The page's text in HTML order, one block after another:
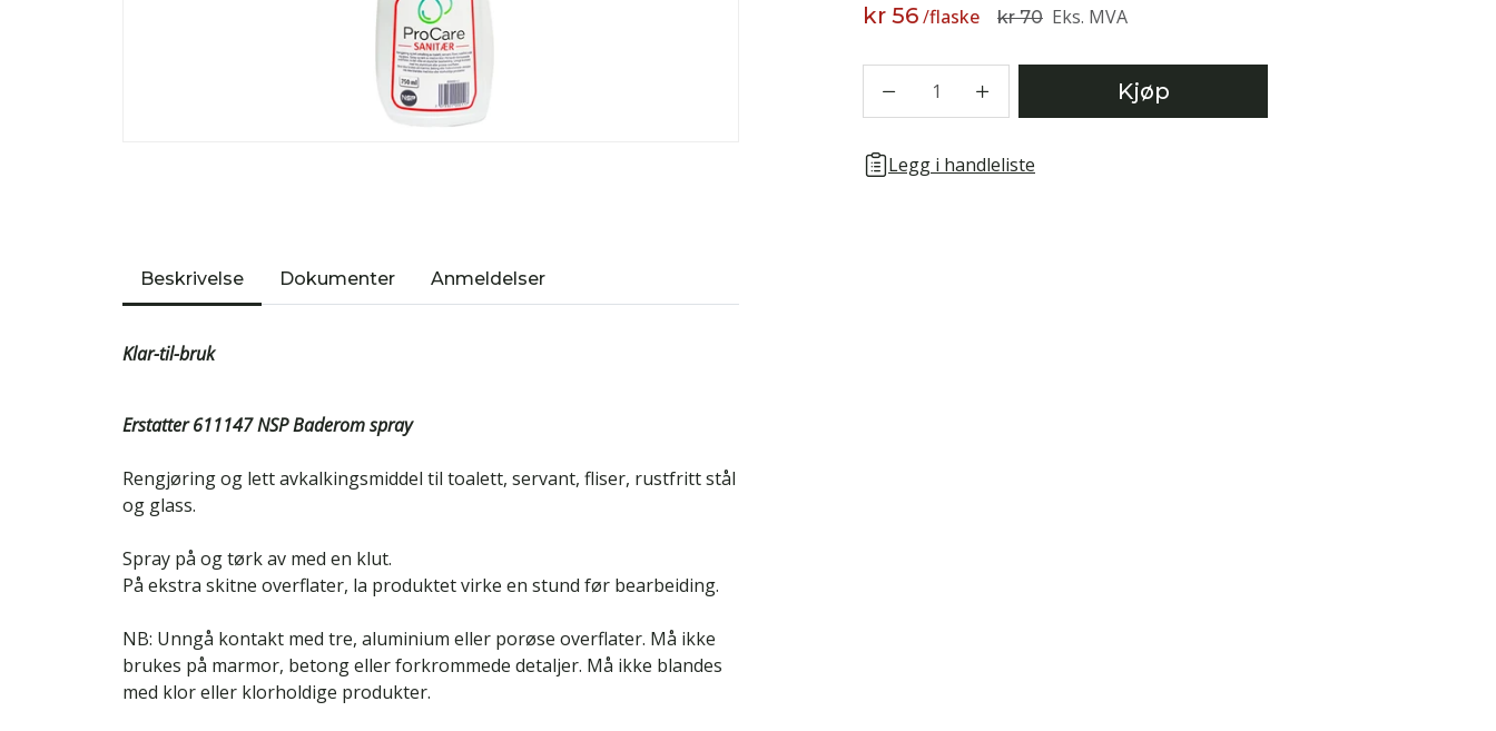
kr 56/flaske kr 70 Eks. MVA
1 Kjøp
Legg i handleliste
Beskrivelse Dokumenter Anmeldelser
Klar-til-bruk
Erstatter 611147 NSP Baderom spray
Rengjøring og lett avkalkingsmiddel til toalett, servant, fliser, rustfritt stål
og glass.
Spray på og tørk av med en klut.
På ekstra skitne overflater, la produktet virke en stund før bearbeiding.
NB: Unngå kontakt med tre, aluminium eller porøse overflater. Må ikke
brukes på marmor, betong eller forkrommede detaljer. Må ikke blandes
med klor eller klorholdige produkter.